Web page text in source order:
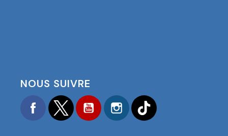
NOUS SUIVRE
FacebookTwitter YouTubeInstagram